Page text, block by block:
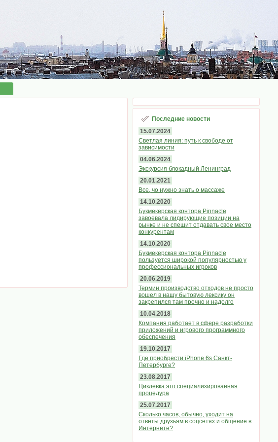
Последние новости
15.07.2024
Светлая линия: путь к свободе от
зависимости
04.06.2024
Экскурсия блокадный Ленинград
20.01.2021
Все, чо нужно знать о массаже
14.10.2020
Букмекерская контора Pinnacle
завоевала лидирующие позиции на
рынке и не спешит отдавать свое место
конкурентам
14.10.2020
Букмекерская контора Pinnacle
пользуется широкой популярностью у
профессиональных игроков
20.06.2019
Термин производство отходов не просто
вошел в нашу бытовую лексику он
закрепился там прочно и надолго
10.04.2018
Компания работает в сфере разработки
приложений и игрового программного
обеспечения
19.10.2017
Где приобрести iPhone 6s Санкт-
Петербурге?
23.08.2017
Циклевка это специализированная
процедура
25.07.2017
Сколько часов, обычно, уходит на
ответы друзьям в соцсетях и общение в
Интернете?